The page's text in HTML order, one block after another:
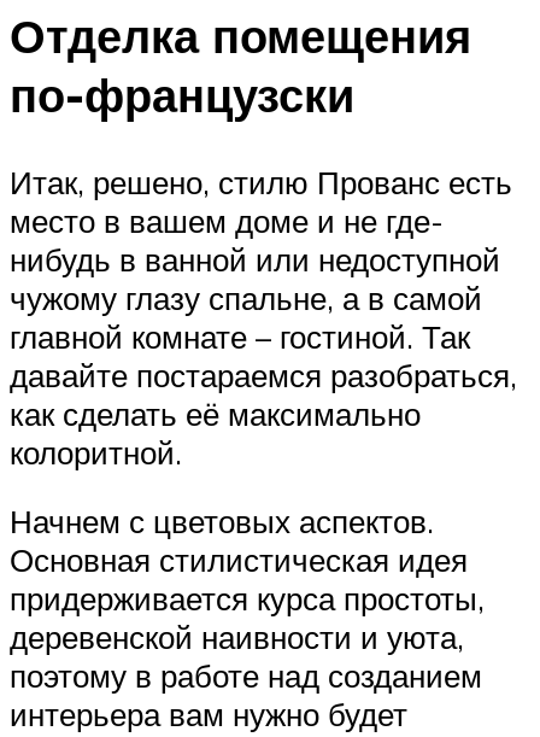
Отделка помещения
по-французски
Итак, решено, стилю Прованс есть
место в вашем доме и не где-
нибудь в ванной или недоступной
чужому глазу спальне, а в самой
главной комнате – гостиной. Так
давайте постараемся разобраться,
как сделать её максимально
колоритной.
Начнем с цветовых аспектов.
Основная стилистическая идея
придерживается курса простоты,
деревенской наивности и уюта,
поэтому в работе над созданием
интерьера вам нужно будет